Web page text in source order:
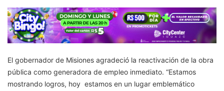
El gobernador de Misiones agradeció la reactivación de la obra
pública como generadora de empleo inmediato. “Estamos
mostrando logros, hoy estamos en un lugar emblemático